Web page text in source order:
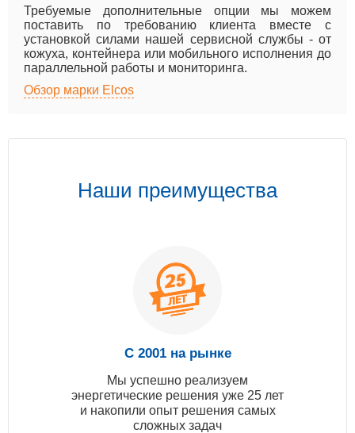
Требуемые дополнительные опции мы можем
поставить по требованию клиента вместе с
установкой силами нашей сервисной службы - от
кожуха, контейнера или мобильного исполнения до
параллельной работы и мониторинга.
Обзор марки Elcos
Наши преимущества
С 2001 на рынке
Мы успешно реализуем
энергетические решения уже 25 лет
и накопили опыт решения самых
сложных задач